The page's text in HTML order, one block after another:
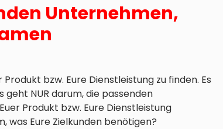
Unternehmen,
bzw. Eure Dienstleistung zu finden. Es
NUR darum, die passenden
Produkt bzw. Eure Dienstleistung
was Eure Zielkunden benötigen?